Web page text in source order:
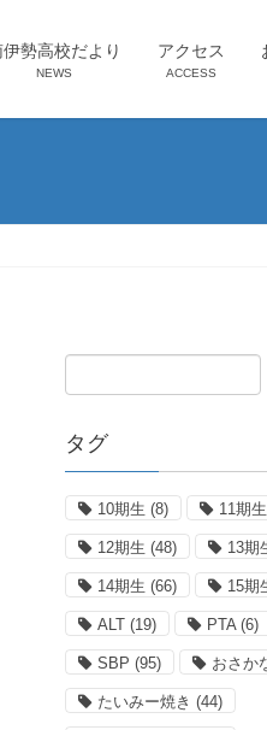
伊勢高校だより
NEWS
アクセス
ACCESS
タグ
10期生 (8) 11期生
12期生 (48) 13期
14期生 (66) 15期
ALT(19) PTA(6)
SBP (95) おさか
たいみー焼き (44)